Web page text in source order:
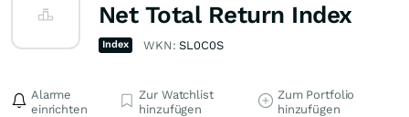
Net Total Return Index
Index WKN:SL0C0S
Alarme
einrichten
Zur Watchlist
hinzufügen
Zum Portfolio
hinzufügen